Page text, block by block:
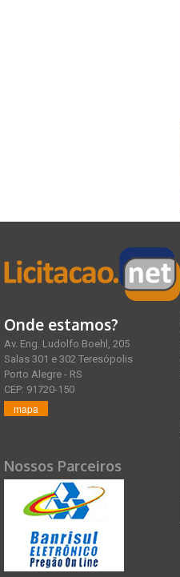
Onde estamos?
Av. Eng. Ludolfo Boehl, 205
Salas 301 e 302 Teresópolis
Porto Alegre - RS
CEP: 91720-150
mapa
Nossos Parceiros